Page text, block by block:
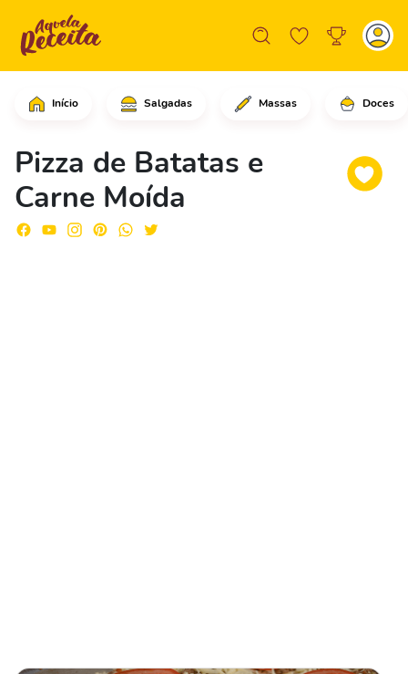
Início Salgadas Massas Doces
Pizza de Batatas e
Carne Moída
Em uma frigideira, comece